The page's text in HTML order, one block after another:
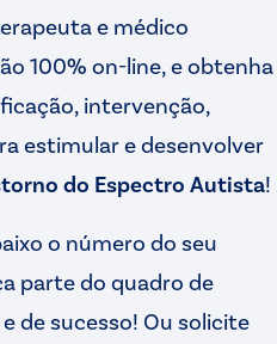
e médico
100% on-line, e obtenha
intervenção,
estimular e desenvolver
do Espectro Autista!
o número do seu
parte do quadro de
de sucesso! Ou solicite